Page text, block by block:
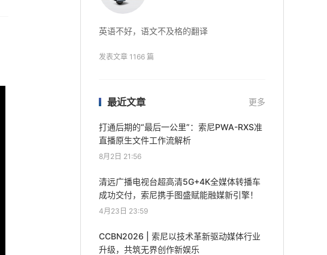
英语不好，语文不及格的翻译
发表文章 1166 篇
最近文章 更多
打通后期的“最后一公里”：索尼PWA-RXS准
直播原生文件工作流解析
8月2日 21:56
清远广播电视台超高清5G+4K全媒体转播车
成功交付，索尼携手图盛赋能融媒新引擎！
4月23日 23:59
CCBN2026 | 索尼以技术革新驱动媒体行业
升级，共筑无界创作新娱乐